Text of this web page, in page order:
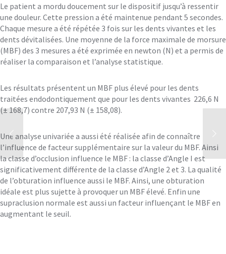
Le patient a mordu doucement sur le dispositif jusqu’à ressentir
une douleur. Cette pression a été maintenue pendant 5 secondes.
Chaque mesure a été répétée 3 fois sur les dents vivantes et les
dents dévitalisées. Une moyenne de la force maximale de morsure
(MBF) des 3 mesures a été exprimée en newton (N) et a permis de
réaliser la comparaison et l’analyse statistique.
Les résultats présentent un MBF plus élevé pour les dents
traitées endodontiquement que pour les dents vivantes 226,6 N
(± 168,7) contre 207,93 N (± 158,08).
Une analyse univariée a aussi été réalisée afin de connaître
l’influence de facteur supplémentaire sur la valeur du MBF. Ainsi
la classe d’occlusion influence le MBF : la classe d’Angle I est
significativement différente de la classe d’Angle 2 et 3. La qualité
de l’obturation influence aussi le MBF. Ainsi, une obturation
idéale est plus sujette à provoquer un MBF élevé. Enfin une
supraclusion normale est aussi un facteur influençant le MBF en
augmentant le seuil.